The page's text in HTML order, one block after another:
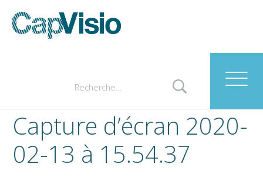
Capture d’écran 2020-
02-13 à 15.54.37